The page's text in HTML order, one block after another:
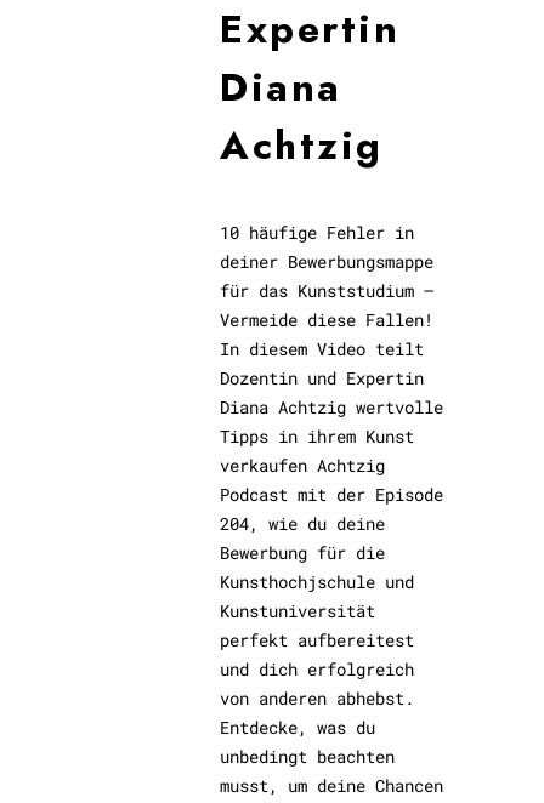
Expertin
Diana
Achtzig
10 häufige Fehler in
deiner Bewerbungsmappe
für das Kunststudium –
Vermeide diese Fallen!
In diesem Video teilt
Dozentin und Expertin
Diana Achtzig wertvolle
Tipps in ihrem Kunst
verkaufen Achtzig
Podcast mit der Episode
204, wie du deine
Bewerbung für die
Kunsthochjschule und
Kunstuniversität
perfekt aufbereitest
und dich erfolgreich
von anderen abhebst.
Entdecke, was du
unbedingt beachten
musst, um deine Chancen